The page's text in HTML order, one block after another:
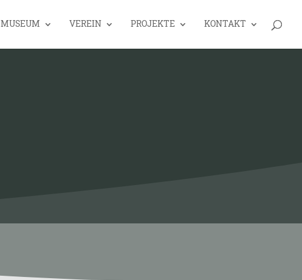
MUSEUM VEREIN PROJEKTE KONTAKT